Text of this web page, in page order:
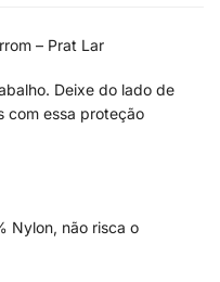
– Prat Lar
Deixe do lado de
com essa proteção
Nylon, não risca o